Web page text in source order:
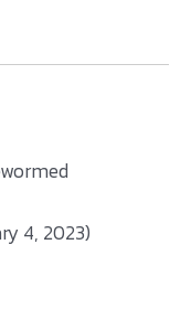
4, 2023)